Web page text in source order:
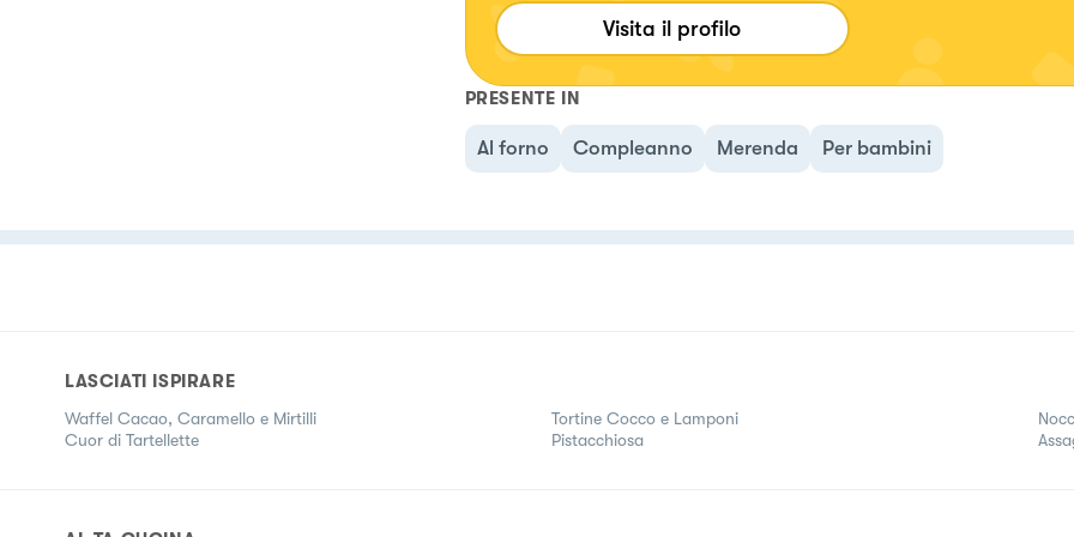
Visita il profilo
PRESENTE IN
Al forno Compleanno Merenda Per bambini
LASCIATI ISPIRARE
Waffel Cacao, Caramello e Mirtilli
Cuor di Tartellette
Tortine Cocco e Lamponi
Pistacchiosa